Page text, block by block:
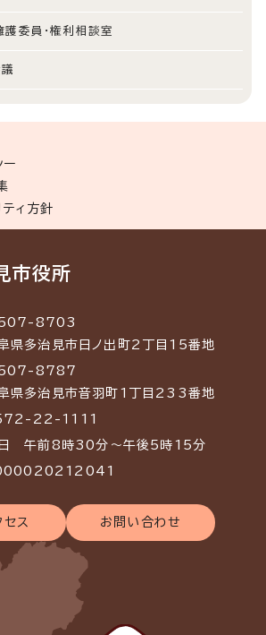
委員・権利相談室
ー
ティ方針
市役所
507-8703
県多治見市日ノ出町2丁目15番地
507-8787
県多治見市音羽町1丁目233番地
22-1111
午前8時30分～午後5時15分
セス お問い合わせ